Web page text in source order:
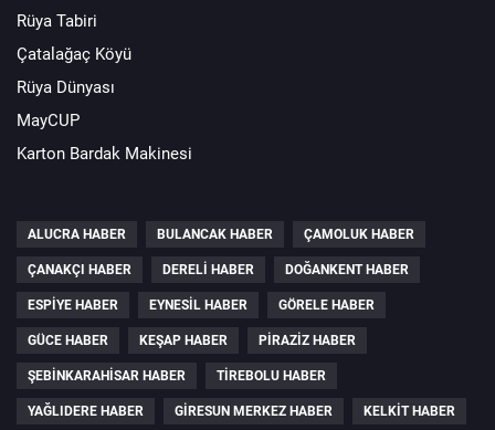
Rüya Tabiri
Çatalağaç Köyü
Rüya Dünyası
MayCUP
Karton Bardak Makinesi
ALUCRA HABER BULANCAK HABER ÇAMOLUK HABER
ÇANAKÇI HABER DERELI HABER DOĞANKENT HABER
ESPIYE HABER EYNESIL HABER GÖRELE HABER
GÜCE HABER KEŞAP HABER PIRAZIZ HABER
ŞEBINKARAHISAR HABER TIREBOLU HABER
YAĞLIDERE HABER GIRESUN MERKEZ HABER KELKIT HABER